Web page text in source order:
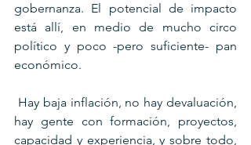
gobernanza. El potencial de impacto
está allí, en medio de mucho circo
político y poco -pero suficiente- pan
económico.
hay gente con formación, proyectos,
capacidad y experiencia, y sobre todo,